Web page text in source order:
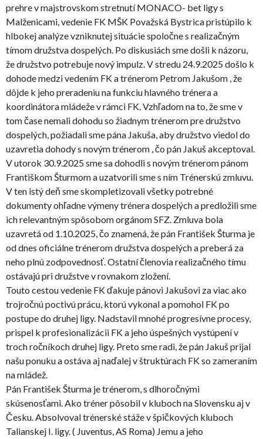
prehre v majstrovskom stretnutí MONACO- bet ligy s
Malženicami, vedenie FK MŠK Považská Bystrica pristúpilo k
hlbokej analýze vzniknutej situácie spoločne s realizačným
tímom družstva dospelých. Po diskusiách sme došli k názoru,
že družstvo potrebuje nový impulz. V stredu 24.9.2025 došlo k
dohode medzi vedením FK a trénerom Petrom Jakušom , že
dôjde k jeho preradeniu na funkciu hlavného trénera a
koordinátora mládeže v rámci FK. Vzhľadom na to, že sme v
tom čase nemali dohodu so žiadnym trénerom pre družstvo
dospelých, požiadali sme pána Jakuša, aby družstvo viedol do
uzavretia dohody s novým trénerom , čo pán Jakuš akceptoval.
V utorok 30.9.2025 sme sa dohodli s novým trénerom pánom
Františkom Šturmom a uzatvorili sme s ním Trénerskú zmluvu.
V ten istý deň sme skompletizovali všetky potrebné
dokumenty ohľadne výmeny trénera dospelých a predložili sme
ich relevantným spôsobom orgánom SFZ. Zmluva bola
uzavretá od 1.10.2025, čo znamená, že pán František Šturma je
od dnes oficiálne trénerom družstva dospelých a preberá za
neho plnú zodpovednosť. Ostatní členovia realizačného tímu
ostávajú pri družstve v rovnakom zložení.
Touto cestou vedenie FK ďakuje pánovi Jakušovi za viac ako
trojročnú poctivú prácu, ktorú vykonal a pomohol FK po
postupe do druhej ligy. Nadstavil mnohé progresívne procesy,
prispel k profesionalizácii FK a jeho úspešných vystúpení v
troch ročníkoch druhej ligy. Preto sme radi, že pán Jakuš prijal
našu ponuku a ostáva aj naďalej v štruktúrach FK so zameraním
na mládež.
Pán František Šturma je trénerom, s dlhoročnými
skúsenosťami. Ako tréner pôsobil v kluboch na Slovensku aj v
Česku. Absolvoval trénerské stáže v špičkových kluboch
Talianskej I. ligy. ( Juventus, AS Roma) Jemu a jeho